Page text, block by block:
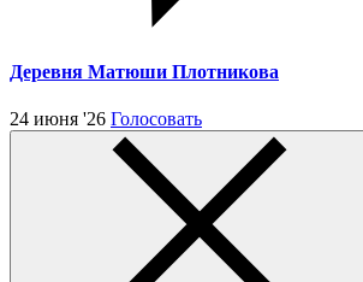
Деревня Матюши Плотникова
24 июня '26 Голосовать